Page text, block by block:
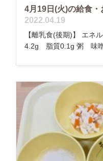
4月19日(火)の給食・
2022.04.19
【離乳食(後期)】 エ
4.2g 脂質0.1g 粥 味